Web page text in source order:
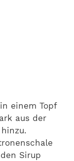
einem Topf
aus der
Sirup